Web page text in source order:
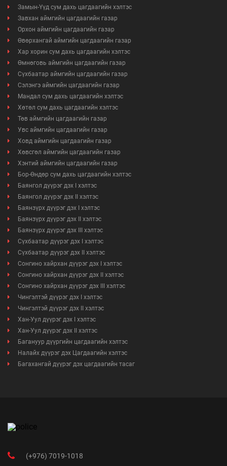
Замын-Үүд сум дахь цагдаагийн хэлтэс
Завхан аймгийн цагдаагийн газар
Орхон аймгийн цагдаагийн газар
Өвөрхангай аймгийн цагдаагийн газар
Хар хорин сум дахь цагдаагийн хэлтэс
Өмнөговь аймгийн цагдаагийн газар
Сүхбаатар аймгийн цагдаагийн газар
Сэлэнгэ аймгийн цагдаагийн газар
Мандал сум дахь цагдаагийн хэлтэс
Хөтөл сум дахь цагдаагийн хэлтэс
Төв аймгийн цагдаагийн газар
Увс аймгийн цагдаагийн газар
Ховд аймгийн цагдаагийн газар
Хөвсгөл аймгийн цагдаагийн газар
Хэнтий аймгийн цагдаагийн газар
Бор-Өндөр сум дахь цагдаагийн хэлтэс
Баянгол дүүрэг дэх I хэлтэс
Баянгол дүүрэг дэх II хэлтэс
Баянзүрх дүүрэг дэх I хэлтэс
Баянзүрх дүүрэг дэх II хэлтэс
Баянзүрх дүүрэг дэх III хэлтэс
Сүхбаатар дүүрэг дэх I хэлтэс
Сүхбаатар дүүрэг дэх II хэлтэс
Сонгино хайрхан дүүрэг дэх I хэлтэс
Сонгино хайрхан дүүрэг дэх II хэлтэс
Сонгино хайрхан дүүрэг дэх III хэлтэс
Чингэлтэй дүүрэг дэх I хэлтэс
Чингэлтэй дүүрэг дэх II хэлтэс
Хан-Уул дүүрэг дэх I хэлтэс
Хан-Уул дүүрэг дэх II хэлтэс
Багануур дүүргийн цагдаагийн хэлтэс
Налайх дүүрэг дэх Цагдаагийн хэлтэс
Багахангай дүүрэг дэх цагдаагийн тасаг
(+976) 7019-1018